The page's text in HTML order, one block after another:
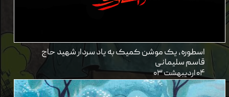
اسطوره، یک موشن کمیک به یاد سردار شهید حاج
قاسم سلیمانی
۰۴ اردیبهشت ۰۳